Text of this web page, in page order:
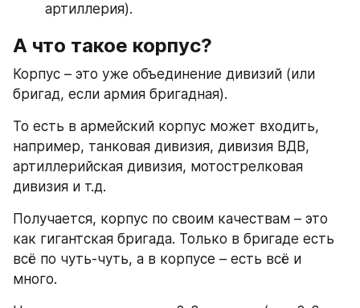
артиллерия).
А что такое корпус?
Корпус – это уже объединение дивизий (или
бригад, если армия бригадная).
То есть в армейский корпус может входить,
например, танковая дивизия, дивизия ВДВ,
артиллерийская дивизия, мотострелковая
дивизия и т.д.
Получается, корпус по своим качествам – это
как гигантская бригада. Только в бригаде есть
всё по чуть-чуть, а в корпусе – есть всё и
много.